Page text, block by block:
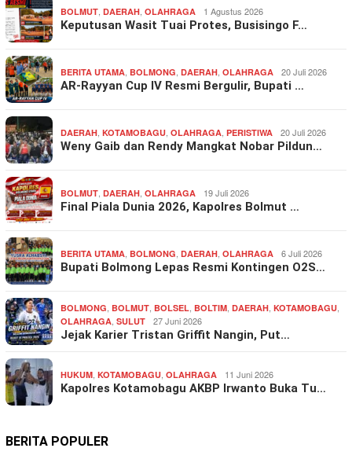
BOLMUT DAERAH OLAHRAGA 1 Agustus 2026
Keputusan Wasit Tuai Protes, Busisingo F…
BERITA UTAMA BOLMONG DAERAH OLAHRAGA 20 Juli 2026
AR-Rayyan Cup IV Resmi Bergulir, Bupati …
DAERAH KOTAMOBAGU OLAHRAGA PERISTIWA 20 Juli 2026
Weny Gaib dan Rendy Mangkat Nobar Pildun…
BOLMUT DAERAH OLAHRAGA 19 Juli 2026
Final Piala Dunia 2026, Kapolres Bolmut …
BERITA UTAMA BOLMONG DAERAH OLAHRAGA 6 Juli 2026
Bupati Bolmong Lepas Resmi Kontingen O2S…
BOLMONG BOLMUT BOLSEL BOLTIM DAERAH KOTAMOBAGU
OLAHRAGA SULUT 27 Juni 2026
Jejak Karier Tristan Griffit Nangin, Put…
HUKUM KOTAMOBAGU OLAHRAGA 11 Juni 2026
Kapolres Kotamobagu AKBP Irwanto Buka Tu…
BERITA POPULER